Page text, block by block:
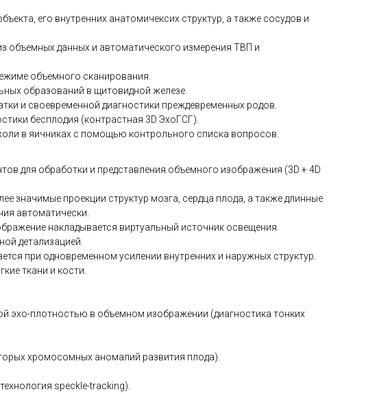
его внутренних анатомичексих структур, а также сосудов и
объемных данных и автоматического измерения ТВП и
объемного сканирования.
образований в щитовидной железе.
и своевременной диагностики преждевременных родов.
бесплодия (контрастная 3D ЭхоГСГ).
в яичниках с помощью контрольного списка вопросов.
для обработки и представления объемного изображения (3D + 4D
значимые проекции структур мозга, сердца плода, а также длинные
автоматически.
накладывается виртуальный источник освещения.
детализацией.
при одновременном усилении внутренних и наружных структур.
ткани и кости.
эхо-плотностью в объемном изображении (диагностика тонких
хромосомных аномалий развития плода).
speckle-tracking).